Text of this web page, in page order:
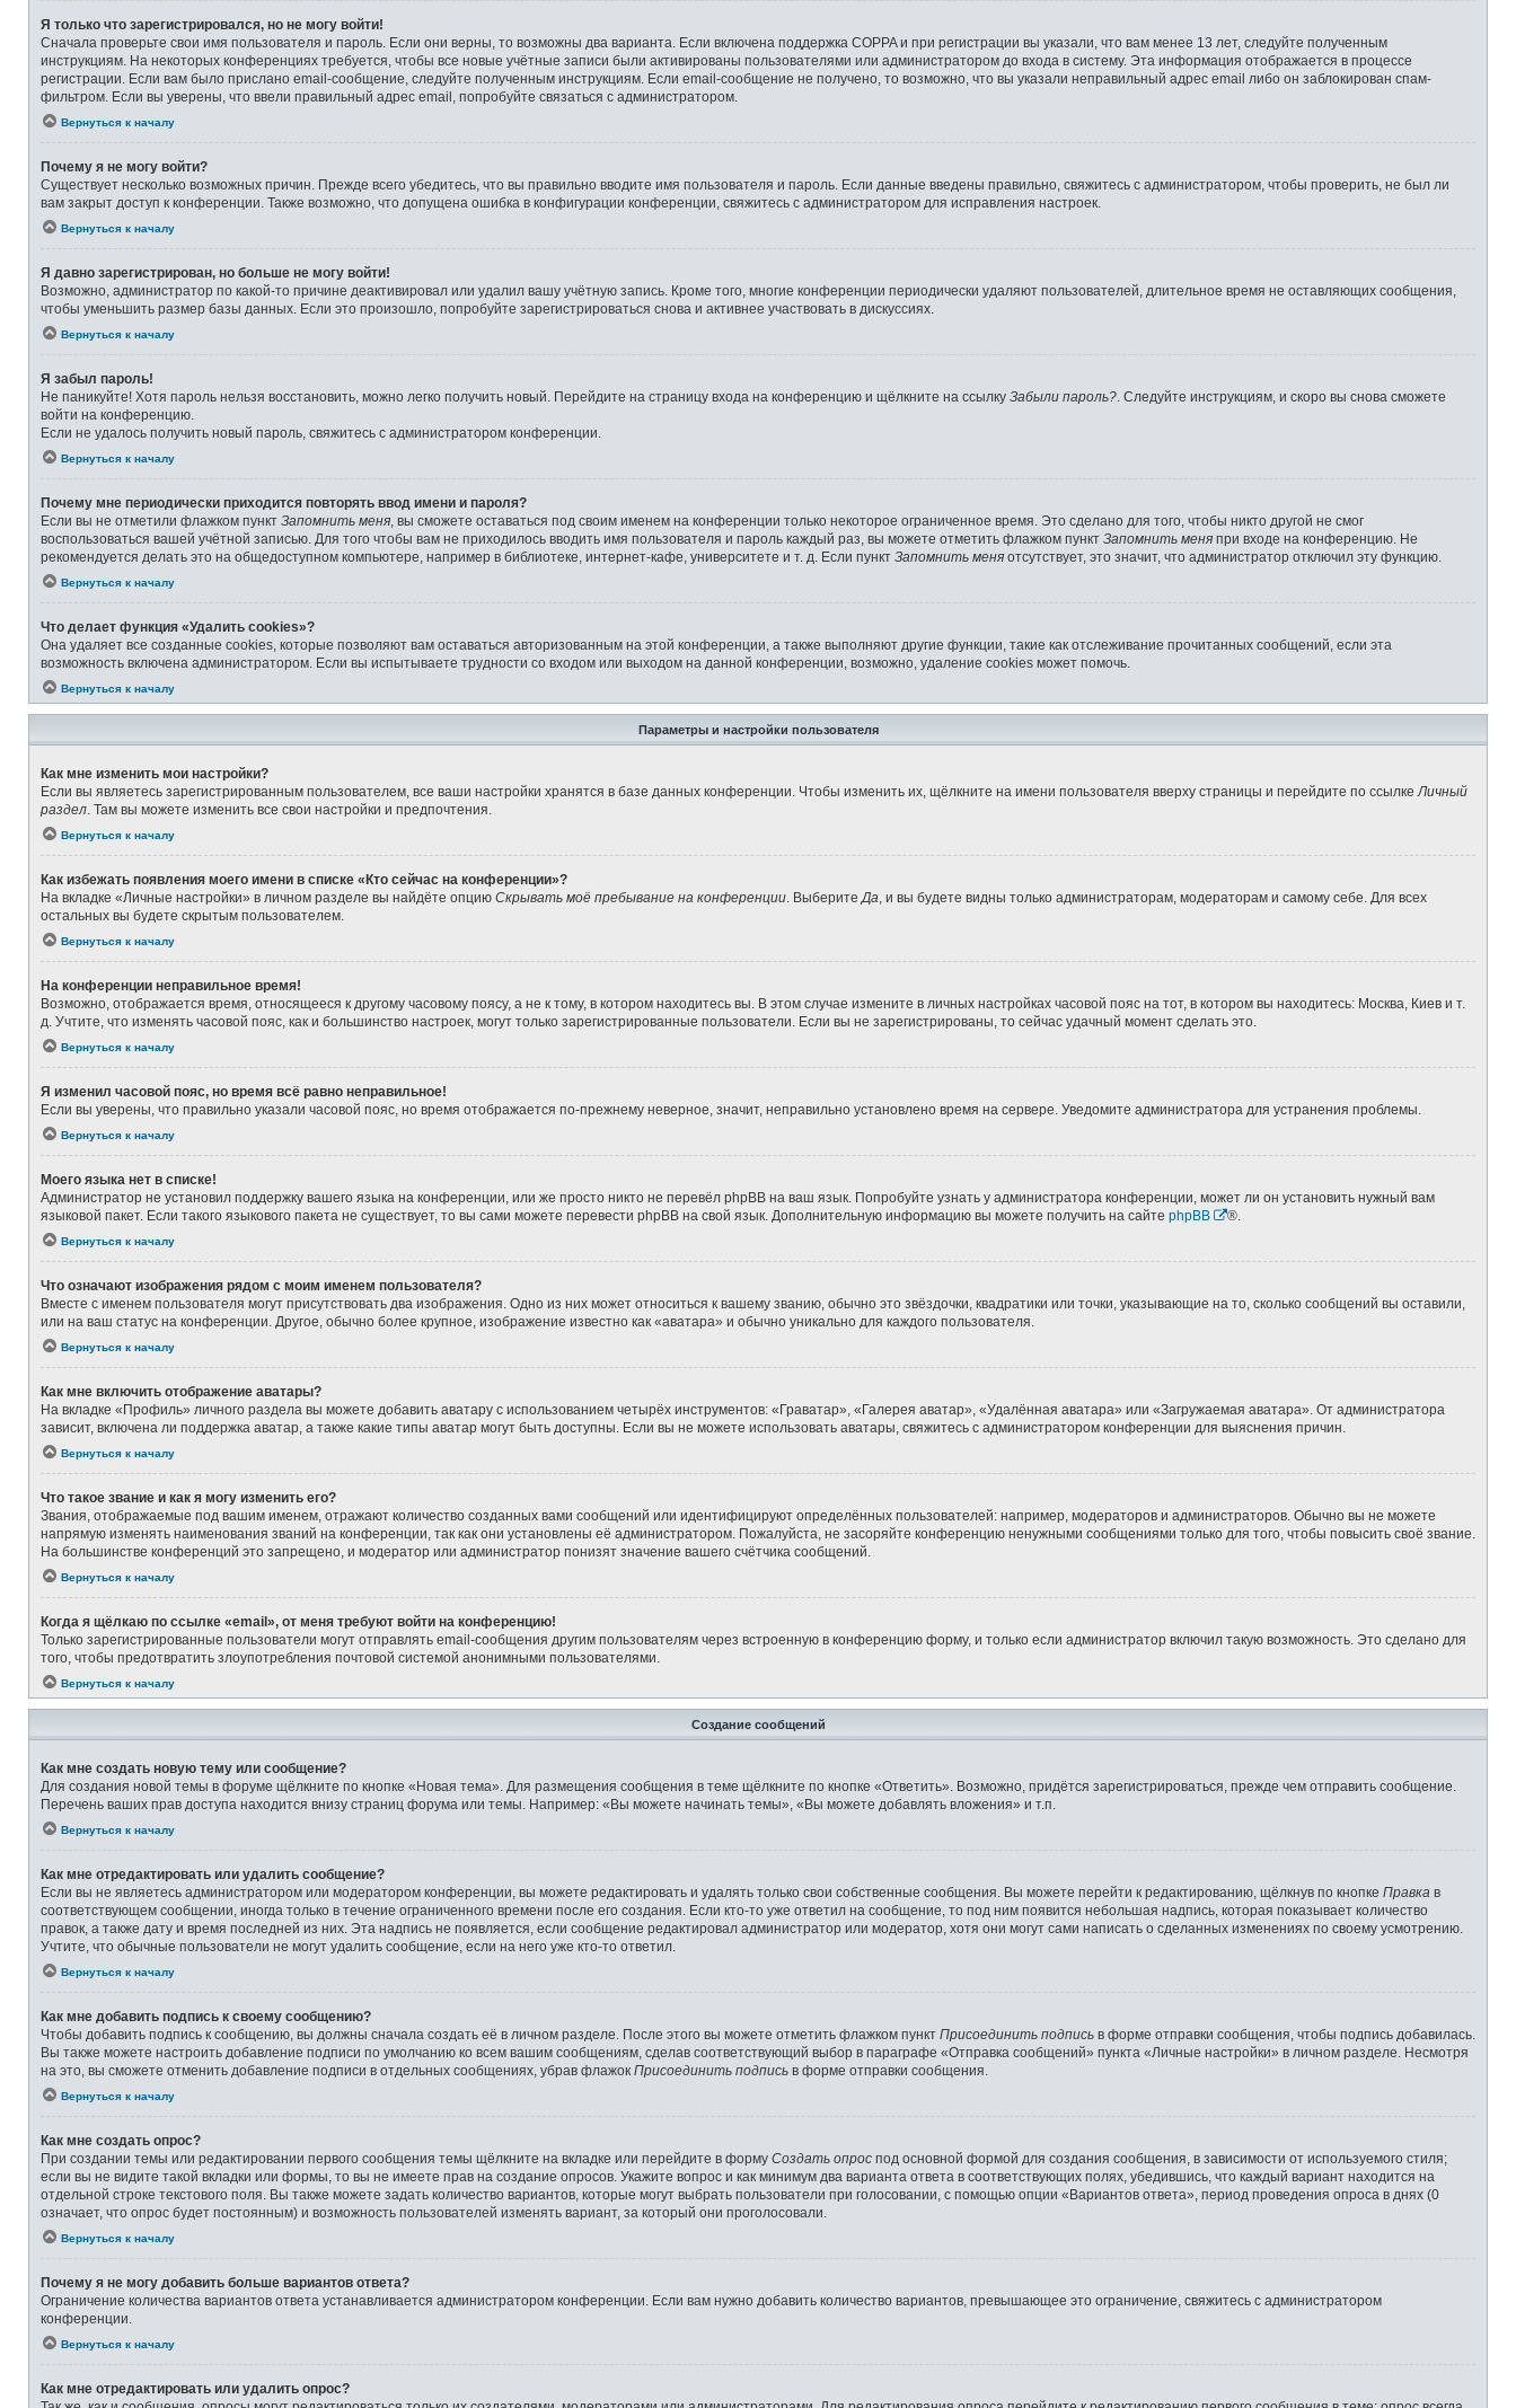
Я только что зарегистрировался, но не могу войти!
Сначала проверьте свои имя пользователя и пароль. Если они верны, то возможны два варианта. Если включена поддержка COPPA и при регистрации вы указали, что вам менее 13 лет, следуйте полученным
инструкциям. На некоторых конференциях требуется, чтобы все новые учётные записи были активированы пользователями или администратором до входа в систему. Эта информация отображается в процессе
регистрации. Если вам было прислано email-сообщение, следуйте полученным инструкциям. Если email-сообщение не получено, то возможно, что вы указали неправильный адрес email либо он заблокирован спам-
фильтром. Если вы уверены, что ввели правильный адрес email, попробуйте связаться с администратором.
Вернуться к началу
Почему я не могу войти?
Существует несколько возможных причин. Прежде всего убедитесь, что вы правильно вводите имя пользователя и пароль. Если данные введены правильно, свяжитесь с администратором, чтобы проверить, не был ли
вам закрыт доступ к конференции. Также возможно, что допущена ошибка в конфигурации конференции, свяжитесь с администратором для исправления настроек.
Вернуться к началу
Я давно зарегистрирован, но больше не могу войти!
Возможно, администратор по какой-то причине деактивировал или удалил вашу учётную запись. Кроме того, многие конференции периодически удаляют пользователей, длительное время не оставляющих сообщения,
чтобы уменьшить размер базы данных. Если это произошло, попробуйте зарегистрироваться снова и активнее участвовать в дискуссиях.
Вернуться к началу
Я забыл пароль!
Не паникуйте! Хотя пароль нельзя восстановить, можно легко получить новый. Перейдите на страницу входа на конференцию и щёлкните на ссылку Забыли пароль? . Следуйте инструкциям, и скоро вы снова сможете
войти на конференцию.
Если не удалось получить новый пароль, свяжитесь с администратором конференции.
Вернуться к началу
Почему мне периодически приходится повторять ввод имени и пароля?
Если вы не отметили флажком пункт Запомнить меня , вы сможете оставаться под своим именем на конференции только некоторое ограниченное время. Это сделано для того, чтобы никто другой не смог
воспользоваться вашей учётной записью. Для того чтобы вам не приходилось вводить имя пользователя и пароль каждый раз, вы можете отметить флажком пункт Запомнить меня при входе на конференцию. Не
рекомендуется делать это на общедоступном компьютере, например в библиотеке, интернет-кафе, университете и т. д. Если пункт Запомнить меня отсутствует, это значит, что администратор отключил эту функцию.
Вернуться к началу
Что делает функция «Удалить cookies»?
Она удаляет все созданные cookies, которые позволяют вам оставаться авторизованным на этой конференции, а также выполняют другие функции, такие как отслеживание прочитанных сообщений, если эта
возможность включена администратором. Если вы испытываете трудности со входом или выходом на данной конференции, возможно, удаление cookies может помочь.
Вернуться к началу
Параметры и настройки пользователя
Как мне изменить мои настройки?
Если вы являетесь зарегистрированным пользователем, все ваши настройки хранятся в базе данных конференции. Чтобы изменить их, щёлкните на имени пользователя вверху страницы и перейдите по ссылке Личный
раздел . Там вы можете изменить все свои настройки и предпочтения.
Вернуться к началу
Как избежать появления моего имени в списке «Кто сейчас на конференции»?
На вкладке «Личные настройки» в личном разделе вы найдёте опцию Скрывать моё пребывание на конференции . Выберите Да , и вы будете видны только администраторам, модераторам и самому себе. Для всех
остальных вы будете скрытым пользователем.
Вернуться к началу
На конференции неправильное время!
Возможно, отображается время, относящееся к другому часовому поясу, а не к тому, в котором находитесь вы. В этом случае измените в личных настройках часовой пояс на тот, в котором вы находитесь: Москва, Киев и т.
д. Учтите, что изменять часовой пояс, как и большинство настроек, могут только зарегистрированные пользователи. Если вы не зарегистрированы, то сейчас удачный момент сделать это.
Вернуться к началу
Я изменил часовой пояс, но время всё равно неправильное!
Если вы уверены, что правильно указали часовой пояс, но время отображается по-прежнему неверное, значит, неправильно установлено время на сервере. Уведомите администратора для устранения проблемы.
Вернуться к началу
Моего языка нет в списке!
Администратор не установил поддержку вашего языка на конференции, или же просто никто не перевёл phpBB на ваш язык. Попробуйте узнать у администратора конференции, может ли он установить нужный вам
языковой пакет. Если такого языкового пакета не существует, то вы сами можете перевести phpBB на свой язык. Дополнительную информацию вы можете получить на сайте phpBB ®.
Вернуться к началу
Что означают изображения рядом с моим именем пользователя?
Вместе с именем пользователя могут присутствовать два изображения. Одно из них может относиться к вашему званию, обычно это звёздочки, квадратики или точки, указывающие на то, сколько сообщений вы оставили,
или на ваш статус на конференции. Другое, обычно более крупное, изображение известно как «аватара» и обычно уникально для каждого пользователя.
Вернуться к началу
Как мне включить отображение аватары?
На вкладке «Профиль» личного раздела вы можете добавить аватару с использованием четырёх инструментов: «Граватар», «Галерея аватар», «Удалённая аватара» или «Загружаемая аватара». От администратора
зависит, включена ли поддержка аватар, а также какие типы аватар могут быть доступны. Если вы не можете использовать аватары, свяжитесь с администратором конференции для выяснения причин.
Вернуться к началу
Что такое звание и как я могу изменить его?
Звания, отображаемые под вашим именем, отражают количество созданных вами сообщений или идентифицируют определённых пользователей: например, модераторов и администраторов. Обычно вы не можете
напрямую изменять наименования званий на конференции, так как они установлены её администратором. Пожалуйста, не засоряйте конференцию ненужными сообщениями только для того, чтобы повысить своё звание.
На большинстве конференций это запрещено, и модератор или администратор понизят значение вашего счётчика сообщений.
Вернуться к началу
Когда я щёлкаю по ссылке «email», от меня требуют войти на конференцию!
Только зарегистрированные пользователи могут отправлять email-сообщения другим пользователям через встроенную в конференцию форму, и только если администратор включил такую возможность. Это сделано для
того, чтобы предотвратить злоупотребления почтовой системой анонимными пользователями.
Вернуться к началу
Создание сообщений
Как мне создать новую тему или сообщение?
Для создания новой темы в форуме щёлкните по кнопке «Новая тема». Для размещения сообщения в теме щёлкните по кнопке «Ответить». Возможно, придётся зарегистрироваться, прежде чем отправить сообщение.
Перечень ваших прав доступа находится внизу страниц форума или темы. Например: «Вы можете начинать темы», «Вы можете добавлять вложения» и т.п.
Вернуться к началу
Как мне отредактировать или удалить сообщение?
Если вы не являетесь администратором или модератором конференции, вы можете редактировать и удалять только свои собственные сообщения. Вы можете перейти к редактированию, щёлкнув по кнопке Правка в
соответствующем сообщении, иногда только в течение ограниченного времени после его создания. Если кто-то уже ответил на сообщение, то под ним появится небольшая надпись, которая показывает количество
правок, а также дату и время последней из них. Эта надпись не появляется, если сообщение редактировал администратор или модератор, хотя они могут сами написать о сделанных изменениях по своему усмотрению.
Учтите, что обычные пользователи не могут удалить сообщение, если на него уже кто-то ответил.
Вернуться к началу
Как мне добавить подпись к своему сообщению?
Чтобы добавить подпись к сообщению, вы должны сначала создать её в личном разделе. После этого вы можете отметить флажком пункт Присоединить подпись в форме отправки сообщения, чтобы подпись добавилась.
Вы также можете настроить добавление подписи по умолчанию ко всем вашим сообщениям, сделав соответствующий выбор в параграфе «Отправка сообщений» пункта «Личные настройки» в личном разделе. Несмотря
на это, вы сможете отменить добавление подписи в отдельных сообщениях, убрав флажок Присоединить подпись в форме отправки сообщения.
Вернуться к началу
Как мне создать опрос?
При создании темы или редактировании первого сообщения темы щёлкните на вкладке или перейдите в форму Создать опрос под основной формой для создания сообщения, в зависимости от используемого стиля;
если вы не видите такой вкладки или формы, то вы не имеете прав на создание опросов. Укажите вопрос и как минимум два варианта ответа в соответствующих полях, убедившись, что каждый вариант находится на
отдельной строке текстового поля. Вы также можете задать количество вариантов, которые могут выбрать пользователи при голосовании, с помощью опции «Вариантов ответа», период проведения опроса в днях (0
означает, что опрос будет постоянным) и возможность пользователей изменять вариант, за который они проголосовали.
Вернуться к началу
Почему я не могу добавить больше вариантов ответа?
Ограничение количества вариантов ответа устанавливается администратором конференции. Если вам нужно добавить количество вариантов, превышающее это ограничение, свяжитесь с администратором
конференции.
Вернуться к началу
Как мне отредактировать или удалить опрос?